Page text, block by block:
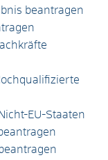
beantragen
EU-Staaten